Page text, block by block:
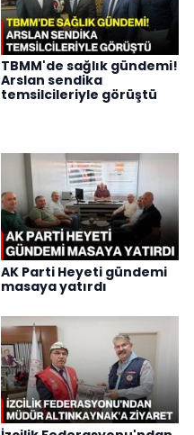
TBMM'de sağlık gündemi!
Arslan sendika
temsilcileriyle görüştü
AK Parti Heyeti gündemi
masaya yatırdı